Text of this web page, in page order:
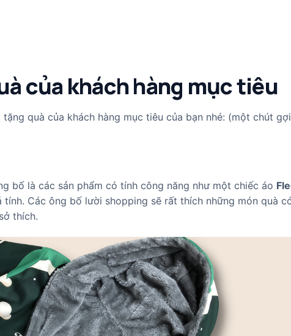
của khách hàng mục tiêu
quà của khách hàng mục tiêu của bạn nhé: (một chút
bố là các sản phẩm có tính công năng như một chiếc áo
tính. Các ông bố lười shopping sẽ rất thích những món quà
thích.